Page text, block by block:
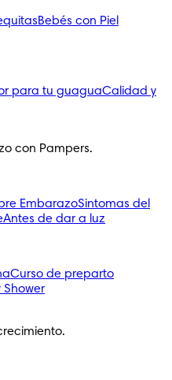
Bebés con Piel
para tu guaguaCalidad y
con Pampers.
EmbarazoSintomas del
Antes de dar a luz
Curso de preparto
Shower